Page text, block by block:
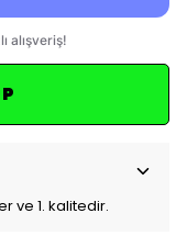
ve 1. kalitedir.